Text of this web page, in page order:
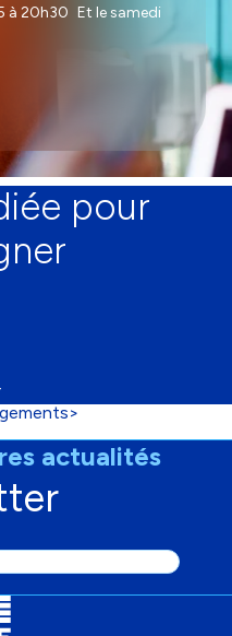
à 20h30 Et le samedi
pour
actualités